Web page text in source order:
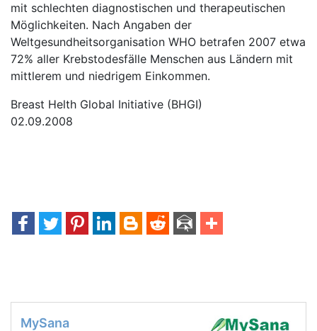
mit schlechten diagnostischen und therapeutischen
Möglichkeiten. Nach Angaben der
Weltgesundheitsorganisation WHO betrafen 2007 etwa
72% aller Krebstodesfälle Menschen aus Ländern mit
mittlerem und niedrigem Einkommen.
Breast Helth Global Initiative (BHGI)
02.09.2008
MySana